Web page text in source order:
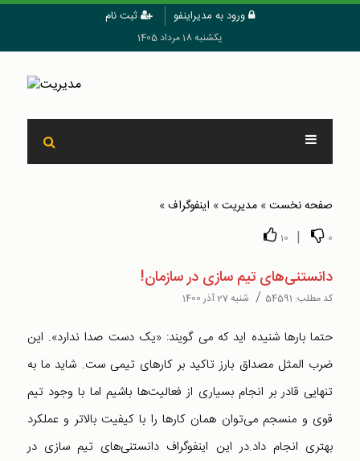
ورود به مدیراینفو ثبت نام
یکشنبه 18 مرداد 1405
صفحه نخست» مدیریت» اینفوگراف»
0
|
10
دانستنی‌های تیم سازی در سازمان!
کد مطلب: 54591
/ شنبه 27 آذر 1400
حتما بارها شنیده اید که می گویند: «یک دست صدا ندارد». این
ضرب المثل مصداق بارز تاکید بر کارهای تیمی ‌ست. شاید ما به
تنهایی قادر بر انجام بسیاری از فعالیت‌ها باشیم اما با وجود تیم
قوی و منسجم می‌توان همان کارها را با کیفیت بالاتر و عملکرد
بهتری انجام داد.در این اینفوگراف دانستنی‌های تیم سازی در